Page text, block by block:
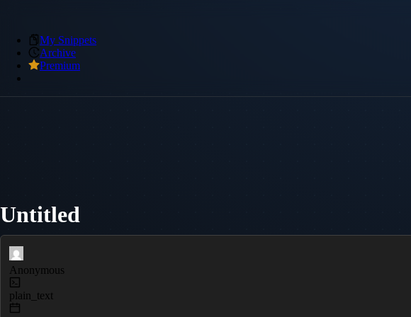
My Snippets
Archive
Premium
Untitled
Anonymous
plain_text